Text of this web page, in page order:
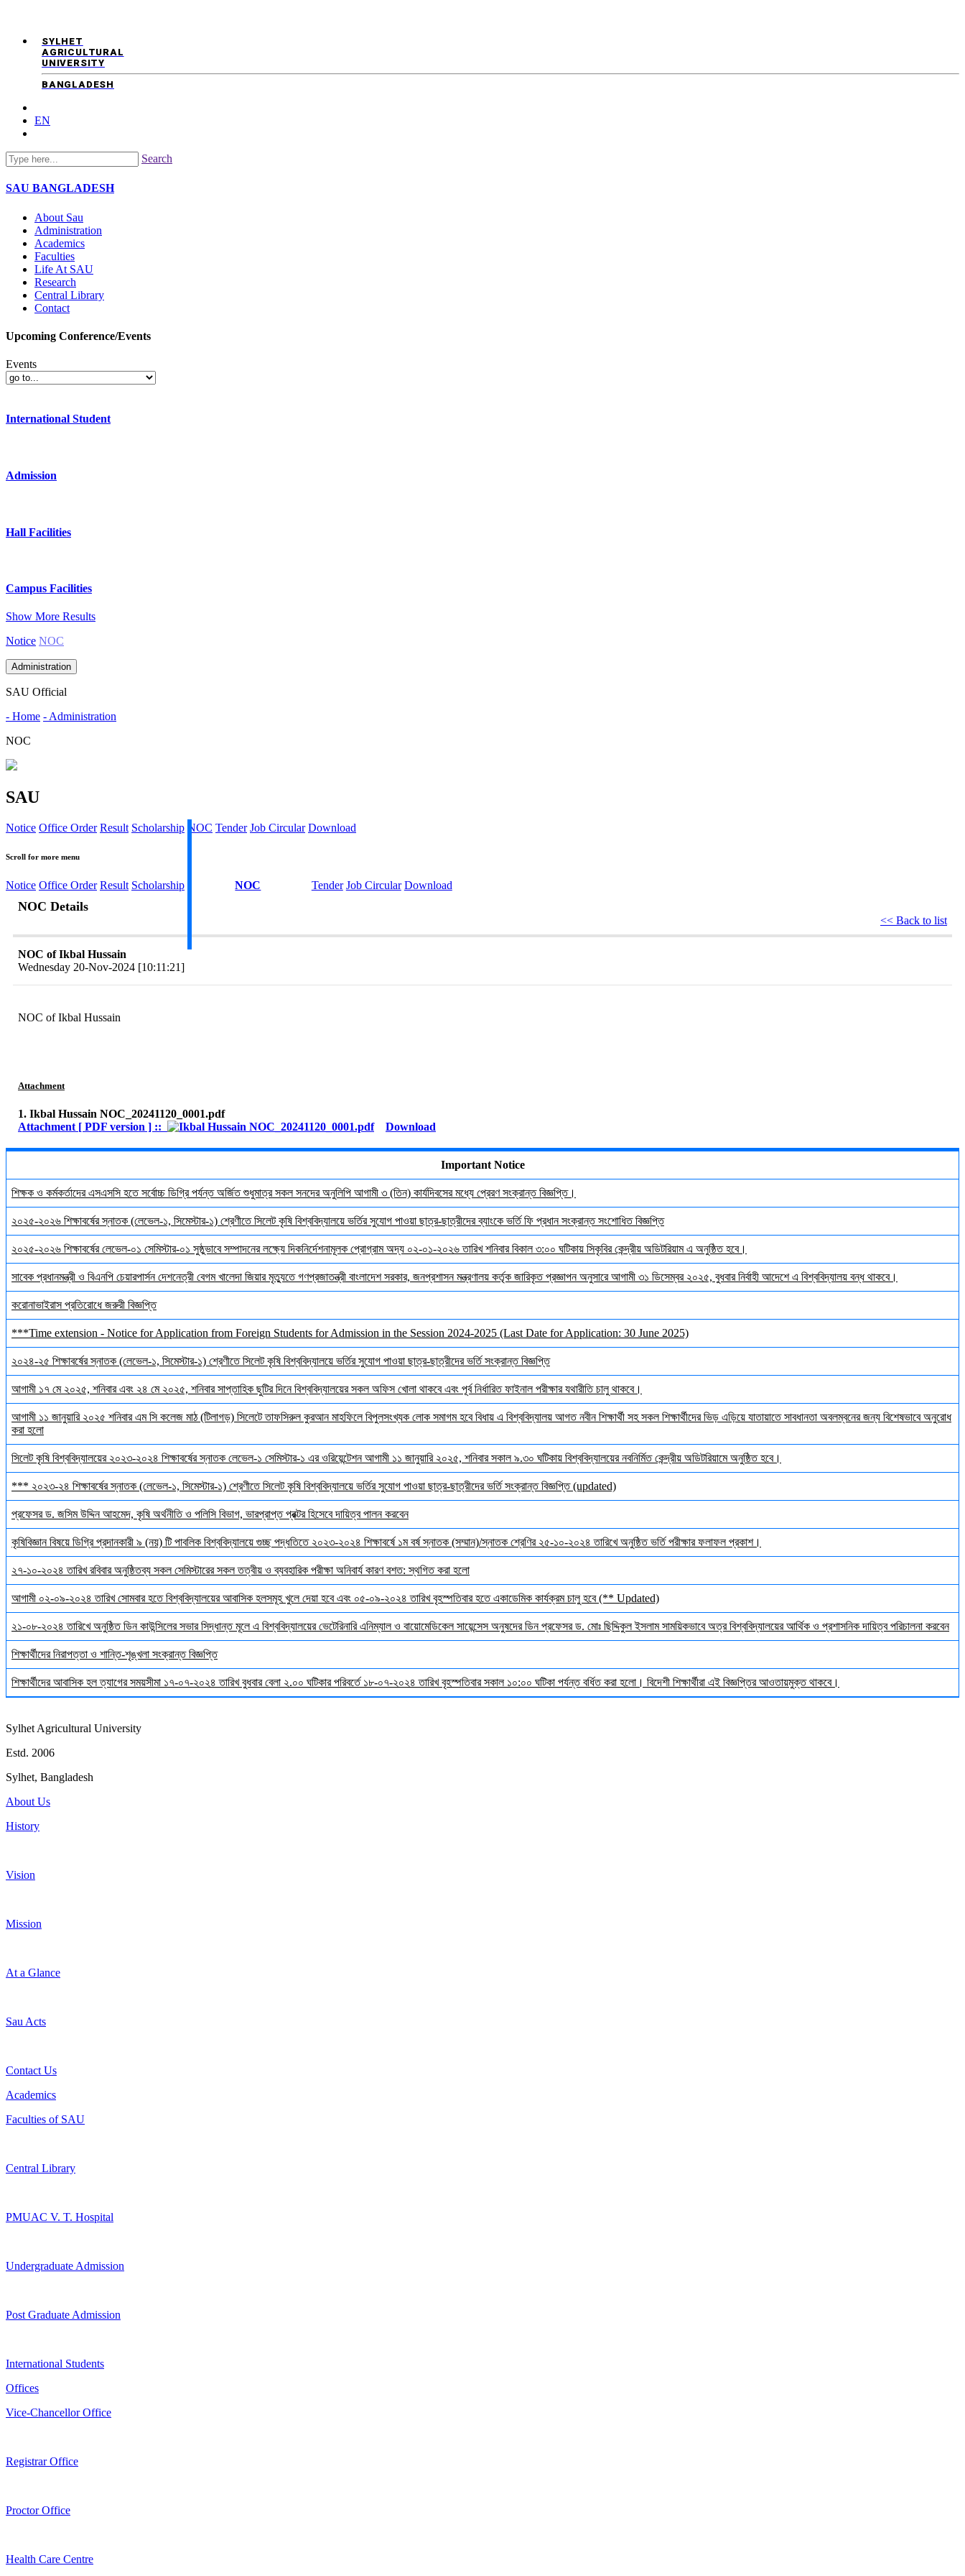
SYLHET
AGRICULTURAL
UNIVERSITY
BANGLADESH
EN
Search
SAU BANGLADESH
About Sau
Administration
Academics
Faculties
Life At SAU
Research
Central Library
Contact
Upcoming Conference/Events
Events
International Student
Admission
Hall Facilities
Campus Facilities
Show More Results
Notice NOC
Administration
SAU Official
- Home - Administration
NOC
SAU
Notice Office Order Result Scholarship NOC Tender Job Circular Download
Scroll for more menu
Notice Office Order Result Scholarship NOC Tender Job Circular Download
NOC Details
<< Back to list
NOC of Ikbal Hussain
Wednesday 20-Nov-2024 [10:11:21]
NOC of Ikbal Hussain
Attachment
1. Ikbal Hussain NOC_20241120_0001.pdf
Attachment [ PDF version ] ::
Download
Important Notice
শিক্ষক ও কর্মকর্তাদের এসএসসি হতে সর্বোচ্চ ডিগ্রি পর্যন্ত অর্জিত শুধুমাত্র সকল সনদের অনুলিপি আগামী ৩ (তিন) কার্যদিবসের মধ্যে প্রেরণ সংক্রান্ত বিজ্ঞপ্তি।
২০২৫-২০২৬ শিক্ষাবর্ষের স্নাতক (লেভেল-১, সিমেস্টার-১) শ্রেণীতে সিলেট কৃষি বিশ্ববিদ্যালয়ে ভর্তির সুযোগ পাওয়া ছাত্র-ছাত্রীদের ব্যাংকে ভর্তি ফি প্রধান সংক্রান্ত সংশোধিত বিজ্ঞপ্তি
২০২৫-২০২৬ শিক্ষাবর্ষের লেভেল-০১ সেমিস্টার-০১ সুষ্ঠুভাবে সম্পাদনের লক্ষ্যে দিকনির্দেশনামূলক প্রোগ্রাম অদ্য ০২-০১-২০২৬ তারিখ শনিবার বিকাল ৩:০০ ঘটিকায় সিকৃবির কেন্দ্রীয় অডিটরিয়াম এ অনুষ্ঠিত হবে।
সাবেক প্রধানমন্ত্রী ও বিএনপি চেয়ারপার্সন দেশনেত্রী বেগম খালেদা জিয়ার মৃত্যুতে গণপ্রজাতন্ত্রী বাংলাদেশ সরকার, জনপ্রশাসন মন্ত্রণালয় কর্তৃক জারিকৃত প্রজ্ঞাপন অনুসারে আগামী ৩১ ডিসেম্বর ২০২৫, বুধবার নির্বাহী আদেশে এ বিশ্ববিদ্যালয় বন্ধ থাকবে।
করোনাভাইরাস প্রতিরোধে জরুরী বিজ্ঞপ্তি
***Time extension - Notice for Application from Foreign Students for Admission in the Session 2024-2025 (Last Date for Application: 30 June 2025)
২০২৪-২৫ শিক্ষাবর্ষের স্নাতক (লেভেল-১, সিমেস্টার-১) শ্রেণীতে সিলেট কৃষি বিশ্ববিদ্যালয়ে ভর্তির সুযোগ পাওয়া ছাত্র-ছাত্রীদের ভর্তি সংক্রান্ত বিজ্ঞপ্তি
আগামী ১৭ মে ২০২৫, শনিবার এবং ২৪ মে ২০২৫, শনিবার সাপ্তাহিক ছুটির দিনে বিশ্ববিদ্যালয়ের সকল অফিস খোলা থাকবে এবং পূর্ব নির্ধারিত ফাইনাল পরীক্ষার যথারীতি চালু থাকবে।
আগামী ১১ জানুয়ারি ২০২৫ শনিবার এম সি কলেজ মাঠ (টিলাগড়) সিলেটে তাফসিরুল কুরআন মাহফিলে বিপুলসংখ্যক লোক সমাগম হবে বিধায় এ বিশ্ববিদ্যালয় আগত নবীন শিক্ষার্থী সহ সকল শিক্ষার্থীদের ভিড় এড়িয়ে যাতায়াতে সাবধানতা অবলম্বনের জন্য বিশেষভাবে অনুরোধ
করা হলো
সিলেট কৃষি বিশ্ববিদ্যালয়ের ২০২৩-২০২৪ শিক্ষাবর্ষের স্নাতক লেভেল-১ সেমিস্টার-১ এর ওরিয়েন্টেশন আগামী ১১ জানুয়ারি ২০২৫, শনিবার সকাল ৯.৩০ ঘটিকায় বিশ্ববিদ্যালয়ের নবনির্মিত কেন্দ্রীয় অডিটরিয়ামে অনুষ্ঠিত হবে।
*** ২০২৩-২৪ শিক্ষাবর্ষের স্নাতক (লেভেল-১, সিমেস্টার-১) শ্রেণীতে সিলেট কৃষি বিশ্ববিদ্যালয়ে ভর্তির সুযোগ পাওয়া ছাত্র-ছাত্রীদের ভর্তি সংক্রান্ত বিজ্ঞপ্তি (updated)
প্রফেসর ড. জসিম উদ্দিন আহমেদ, কৃষি অর্থনীতি ও পলিসি বিভাগ, ভারপ্রাপ্ত প্রক্টর হিসেবে দায়িত্ব পালন করবেন
কৃষিবিজ্ঞান বিষয়ে ডিগ্রি প্রদানকারী ৯ (নয়) টি পাবলিক বিশ্ববিদ্যালয়ে গুচ্ছ পদ্ধতিতে ২০২৩-২০২৪ শিক্ষাবর্ষে ১ম বর্ষ স্নাতক (সম্মান)/স্নাতক শ্রেণির ২৫-১০-২০২৪ তারিখে অনুষ্ঠিত ভর্তি পরীক্ষার ফলাফল প্রকাশ।
২৭-১০-২০২৪ তারিখ রবিবার অনুষ্ঠিতব্য সকল সেমিস্টারের সকল তত্বীয় ও ব্যবহারিক পরীক্ষা অনিবার্য কারণ বশত: স্থগিত করা হলো
আগামী ০২-০৯-২০২৪ তারিখ সোমবার হতে বিশ্ববিদ্যালয়ের আবাসিক হলসমূহ খুলে দেয়া হবে এবং ০৫-০৯-২০২৪ তারিখ বৃহস্পতিবার হতে একাডেমিক কার্যক্রম চালু হবে (** Updated)
২১-০৮-২০২৪ তারিখে অনুষ্ঠিত ডিন কাউন্সিলের সভার সিদ্ধান্ত মূলে এ বিশ্ববিদ্যালয়ের ভেটেরিনারি এনিম্যাল ও বায়োমেডিকেল সায়েন্সেস অনুষদের ডিন প্রফেসর ড. মোঃ ছিদ্দিকুল ইসলাম সাময়িকভাবে অত্র বিশ্ববিদ্যালয়ের আর্থিক ও প্রশাসনিক দায়িত্ব পরিচালনা করবেন
শিক্ষার্থীদের নিরাপত্তা ও শান্তি-শৃঙ্খলা সংক্রান্ত বিজ্ঞপ্তি
শিক্ষার্থীদের আবাসিক হল ত্যাগের সময়সীমা ১৭-০৭-২০২৪ তারিখ বুধবার বেলা ২.০০ ঘটিকার পরিবর্তে ১৮-০৭-২০২৪ তারিখ বৃহস্পতিবার সকাল ১০:০০ ঘটিকা পর্যন্ত বর্ধিত করা হলো। বিদেশী শিক্ষার্থীরা এই বিজ্ঞপ্তির আওতায়মুক্ত থাকবে।
Sylhet Agricultural University
Estd. 2006
Sylhet, Bangladesh
About Us
History
Vision
Mission
At a Glance
Sau Acts
Contact Us
Academics
Faculties of SAU
Central Library
PMUAC V. T. Hospital
Undergraduate Admission
Post Graduate Admission
International Students
Offices
Vice-Chancellor Office
Registrar Office
Proctor Office
Health Care Centre